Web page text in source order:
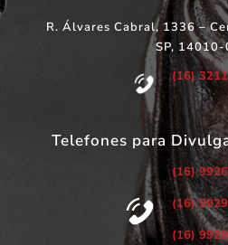
R. Álvares Cabral, 1336 –
SP,
(16)
Telefones para
(16)
(16)
(16)